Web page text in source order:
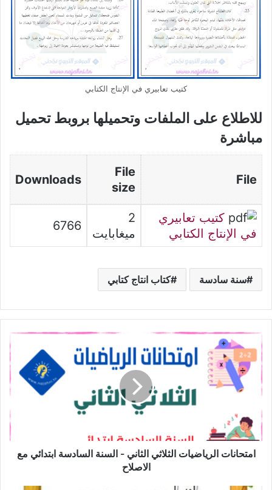
كتيب تعابيري في الإنتاج الكتابي
للاطلاع على الملفات وتحميلها بروبط تحميل
مباشرة
File
File
size
Downloads
كتيب تعابيري
في الإنتاج الكتابي
2
ميغابايت
6766
سنة سادسة كتاب انتاج كتابي
امتحانات
الرياضيات
الثلاثي
الثاني
-
السادسة
ابتدائي
مع
الاصلاح
امتحانات الرياضيات الثلاثي الثاني - السنة السادسة ابتدائي مع
الاصلاح